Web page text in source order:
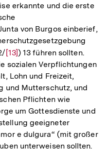
erkannte und die erste
von Burgos einberief,
Zur
Auflösung
der
Fußnote
[13]) 13 führen sollten.
sozialen Verpflichtungen
Lohn und Freizeit,
und Mutterschutz, und
Pflichten wie
um Gottesdienste und
geeigneter
e dulgura“ (mit großer
unterweisen sollten.